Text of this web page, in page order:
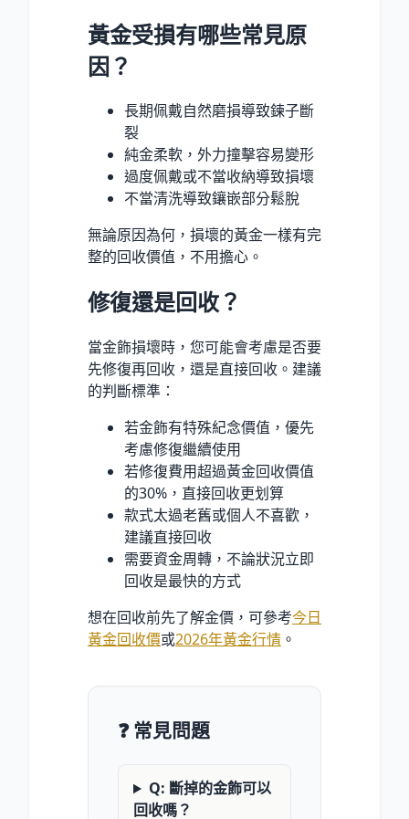
黃金受損有哪些常見原
因？
長期佩戴自然磨損導致鍊子斷
裂
純金柔軟，外力撞擊容易變形
過度佩戴或不當收納導致損壞
不當清洗導致鑲嵌部分鬆脫
無論原因為何，損壞的黃金一樣有完
整的回收價值，不用擔心。
修復還是回收？
當金飾損壞時，您可能會考慮是否要
先修復再回收，還是直接回收。建議
的判斷標準：
若金飾有特殊紀念價值，優先
考慮修復繼續使用
若修復費用超過黃金回收價值
的30%，直接回收更划算
款式太過老舊或個人不喜歡，
建議直接回收
需要資金周轉，不論狀況立即
回收是最快的方式
想在回收前先了解金價，可參考今日
黃金回收價或2026年黃金行情 。
❓ 常見問題
Q: 斷掉的金飾可以
回收嗎？